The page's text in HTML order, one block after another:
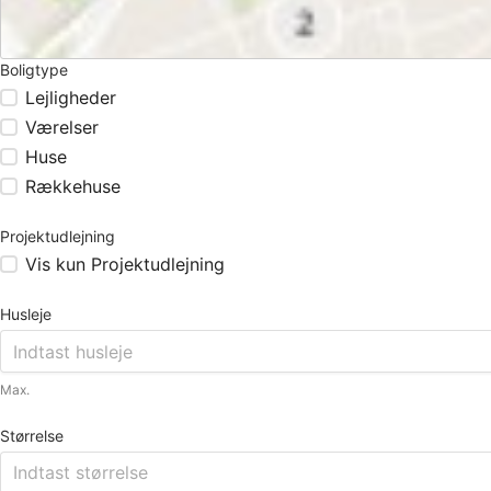
Boligtype
Lejligheder
Værelser
Huse
Rækkehuse
Projektudlejning
Vis kun Projektudlejning
Husleje
Max.
Størrelse